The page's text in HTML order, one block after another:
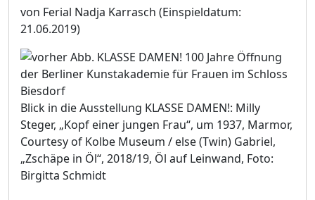
von Ferial Nadja Karrasch (Einspieldatum:
21.06.2019)
Blick in die Ausstellung KLASSE DAMEN!: Milly
Steger, „Kopf einer jungen Frau“, um 1937, Marmor,
Courtesy of Kolbe Museum / else (Twin) Gabriel,
„Zschäpe in Öl“, 2018/19, Öl auf Leinwand, Foto:
Birgitta Schmidt